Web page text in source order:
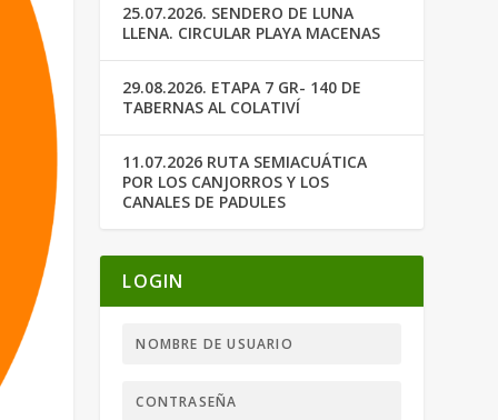
25.07.2026. SENDERO DE LUNA
LLENA. CIRCULAR PLAYA MACENAS
29.08.2026. ETAPA 7 GR- 140 DE
TABERNAS AL COLATIVÍ
11.07.2026 RUTA SEMIACUÁTICA
POR LOS CANJORROS Y LOS
CANALES DE PADULES
LOGIN